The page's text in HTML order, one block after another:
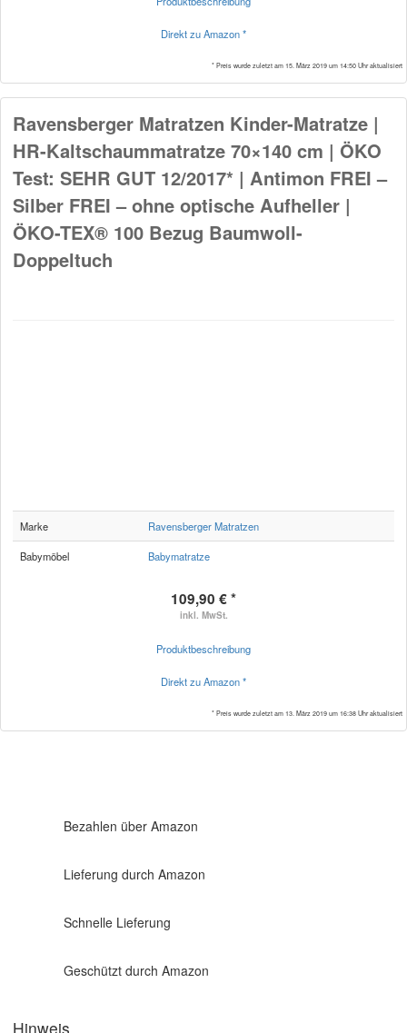
Direkt zu Amazon *
* Preis wurde zuletzt am 15. März 2019 um 14:50 Uhr aktualisiert
Ravensberger Matratzen Kinder-Matratze |
HR-Kaltschaummatratze 70×140 cm | ÖKO
Test: SEHR GUT 12/2017* | Antimon FREI –
Silber FREI – ohne optische Aufheller |
ÖKO-TEX® 100 Bezug Baumwoll-
Doppeltuch
Marke Ravensberger Matratzen
Babymöbel Babymatratze
109,90 € *
inkl. MwSt.
Produktbeschreibung
Direkt zu Amazon *
* Preis wurde zuletzt am 13. März 2019 um 16:38 Uhr aktualisiert
Bezahlen über Amazon
Lieferung durch Amazon
Schnelle Lieferung
Geschützt durch Amazon
Hinweis